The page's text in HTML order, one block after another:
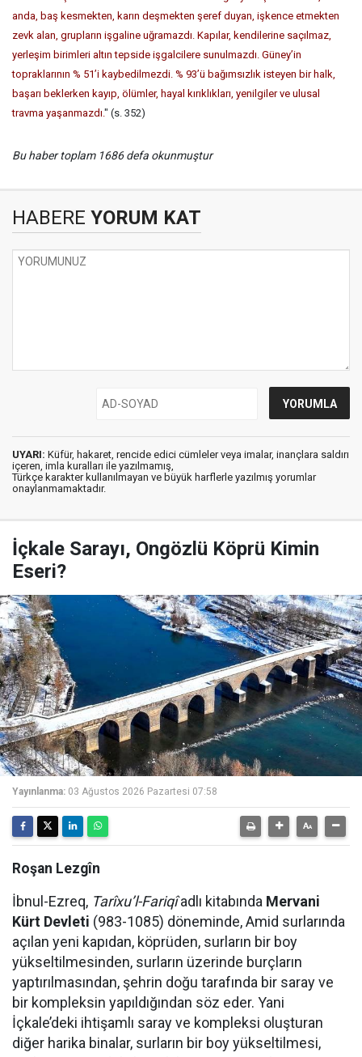
anda, baş kesmekten, karın deşmekten şeref duyan, işkence etmekten
zevk alan, grupların işgaline uğramazdı. Kapılar, kendilerine saçılmaz,
yerleşim birimleri altın tepside işgalcilere sunulmazdı. Güney’in
topraklarının % 51’i kaybedilmezdi. % 93’ü bağımsızlık isteyen bir halk,
başarı beklerken kayıp, ölümler, hayal kırıklıkları, yenilgiler ve ulusal
travma yaşanmazdı." (s. 352)
Bu haber toplam 1686 defa okunmuştur
HABERE YORUM KAT
UYARI: Küfür, hakaret, rencide edici cümleler veya imalar, inançlara saldırı
içeren, imla kuralları ile yazılmamış,
Türkçe karakter kullanılmayan ve büyük harflerle yazılmış yorumlar
onaylanmamaktadır.
İçkale Sarayı, Ongözlü Köprü Kimin
Eseri?
Yayınlanma: 03 Ağustos 2026 Pazartesi 07:58
Roşan Lezgîn
İbnul-Ezreq, Tarîxu’l-Fariqîadlı kitabında Mervani
Kürt Devleti (983-1085) döneminde, Amid surlarında
açılan yeni kapıdan, köprüden, surların bir boy
yükseltilmesinden, surların üzerinde burçların
yaptırılmasından, şehrin doğu tarafında bir saray ve
bir kompleksin yapıldığından söz eder. Yani
İçkale’deki ihtişamlı saray ve kompleksi oluşturan
diğer harika binalar, surların bir boy yükseltilmesi,